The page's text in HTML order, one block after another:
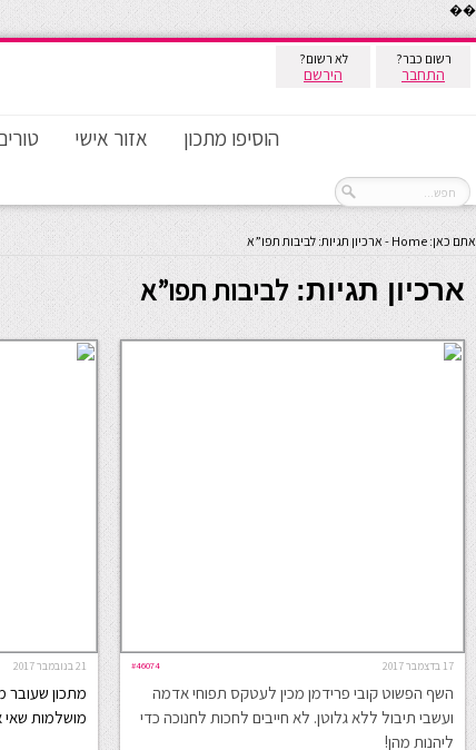
��
רשום כבר?
התחבר
לא רשום?
הירשם
הוסיפו מתכון אזור אישי
אתם כאן: Home
-ארכיון תגיות: לביבות תפו”א
ארכיון תגיות:לביבות תפו”א
17 בדצמבר 2017 #46074
השף הפשוט קובי פרידמן מכין לעטקס תפוחי אדמה
ועשבי תיבול ללא גלוטן. לא חייבים לחכות לחנוכה כדי
ליהנות מהן!
21 בנובמבר 2017
מתכון שעובר
מושלמות